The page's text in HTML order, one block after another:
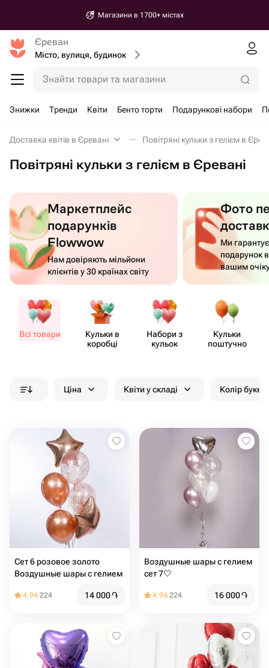
Магазини в 1700+ містах
Єреван
Місто, вулиця, будинок
Знайти товари та магазини
Знижки Тренди Квіти Бенто торти Подарункові набори
Доставка квітів в Єревані Повітряні кульки з гелієм в
Повітряні кульки з гелієм в Єревані
Маркетплейс
подарунків
Flowwow
Нам довіряють мільйони
клієнтів у 30 країнах світу
Фото
Ми
подарунок
вашим
Всі товари
Кульки в
коробці
Набори з
кульок
Кульки
поштучно
Ціна Квіти у складі Колір
Сет 6 розовое золото
Воздушные шары с гелием
4.96224 14 000֏
Воздушные шары с гелием
сет 7🤍
4.96224 16 000֏